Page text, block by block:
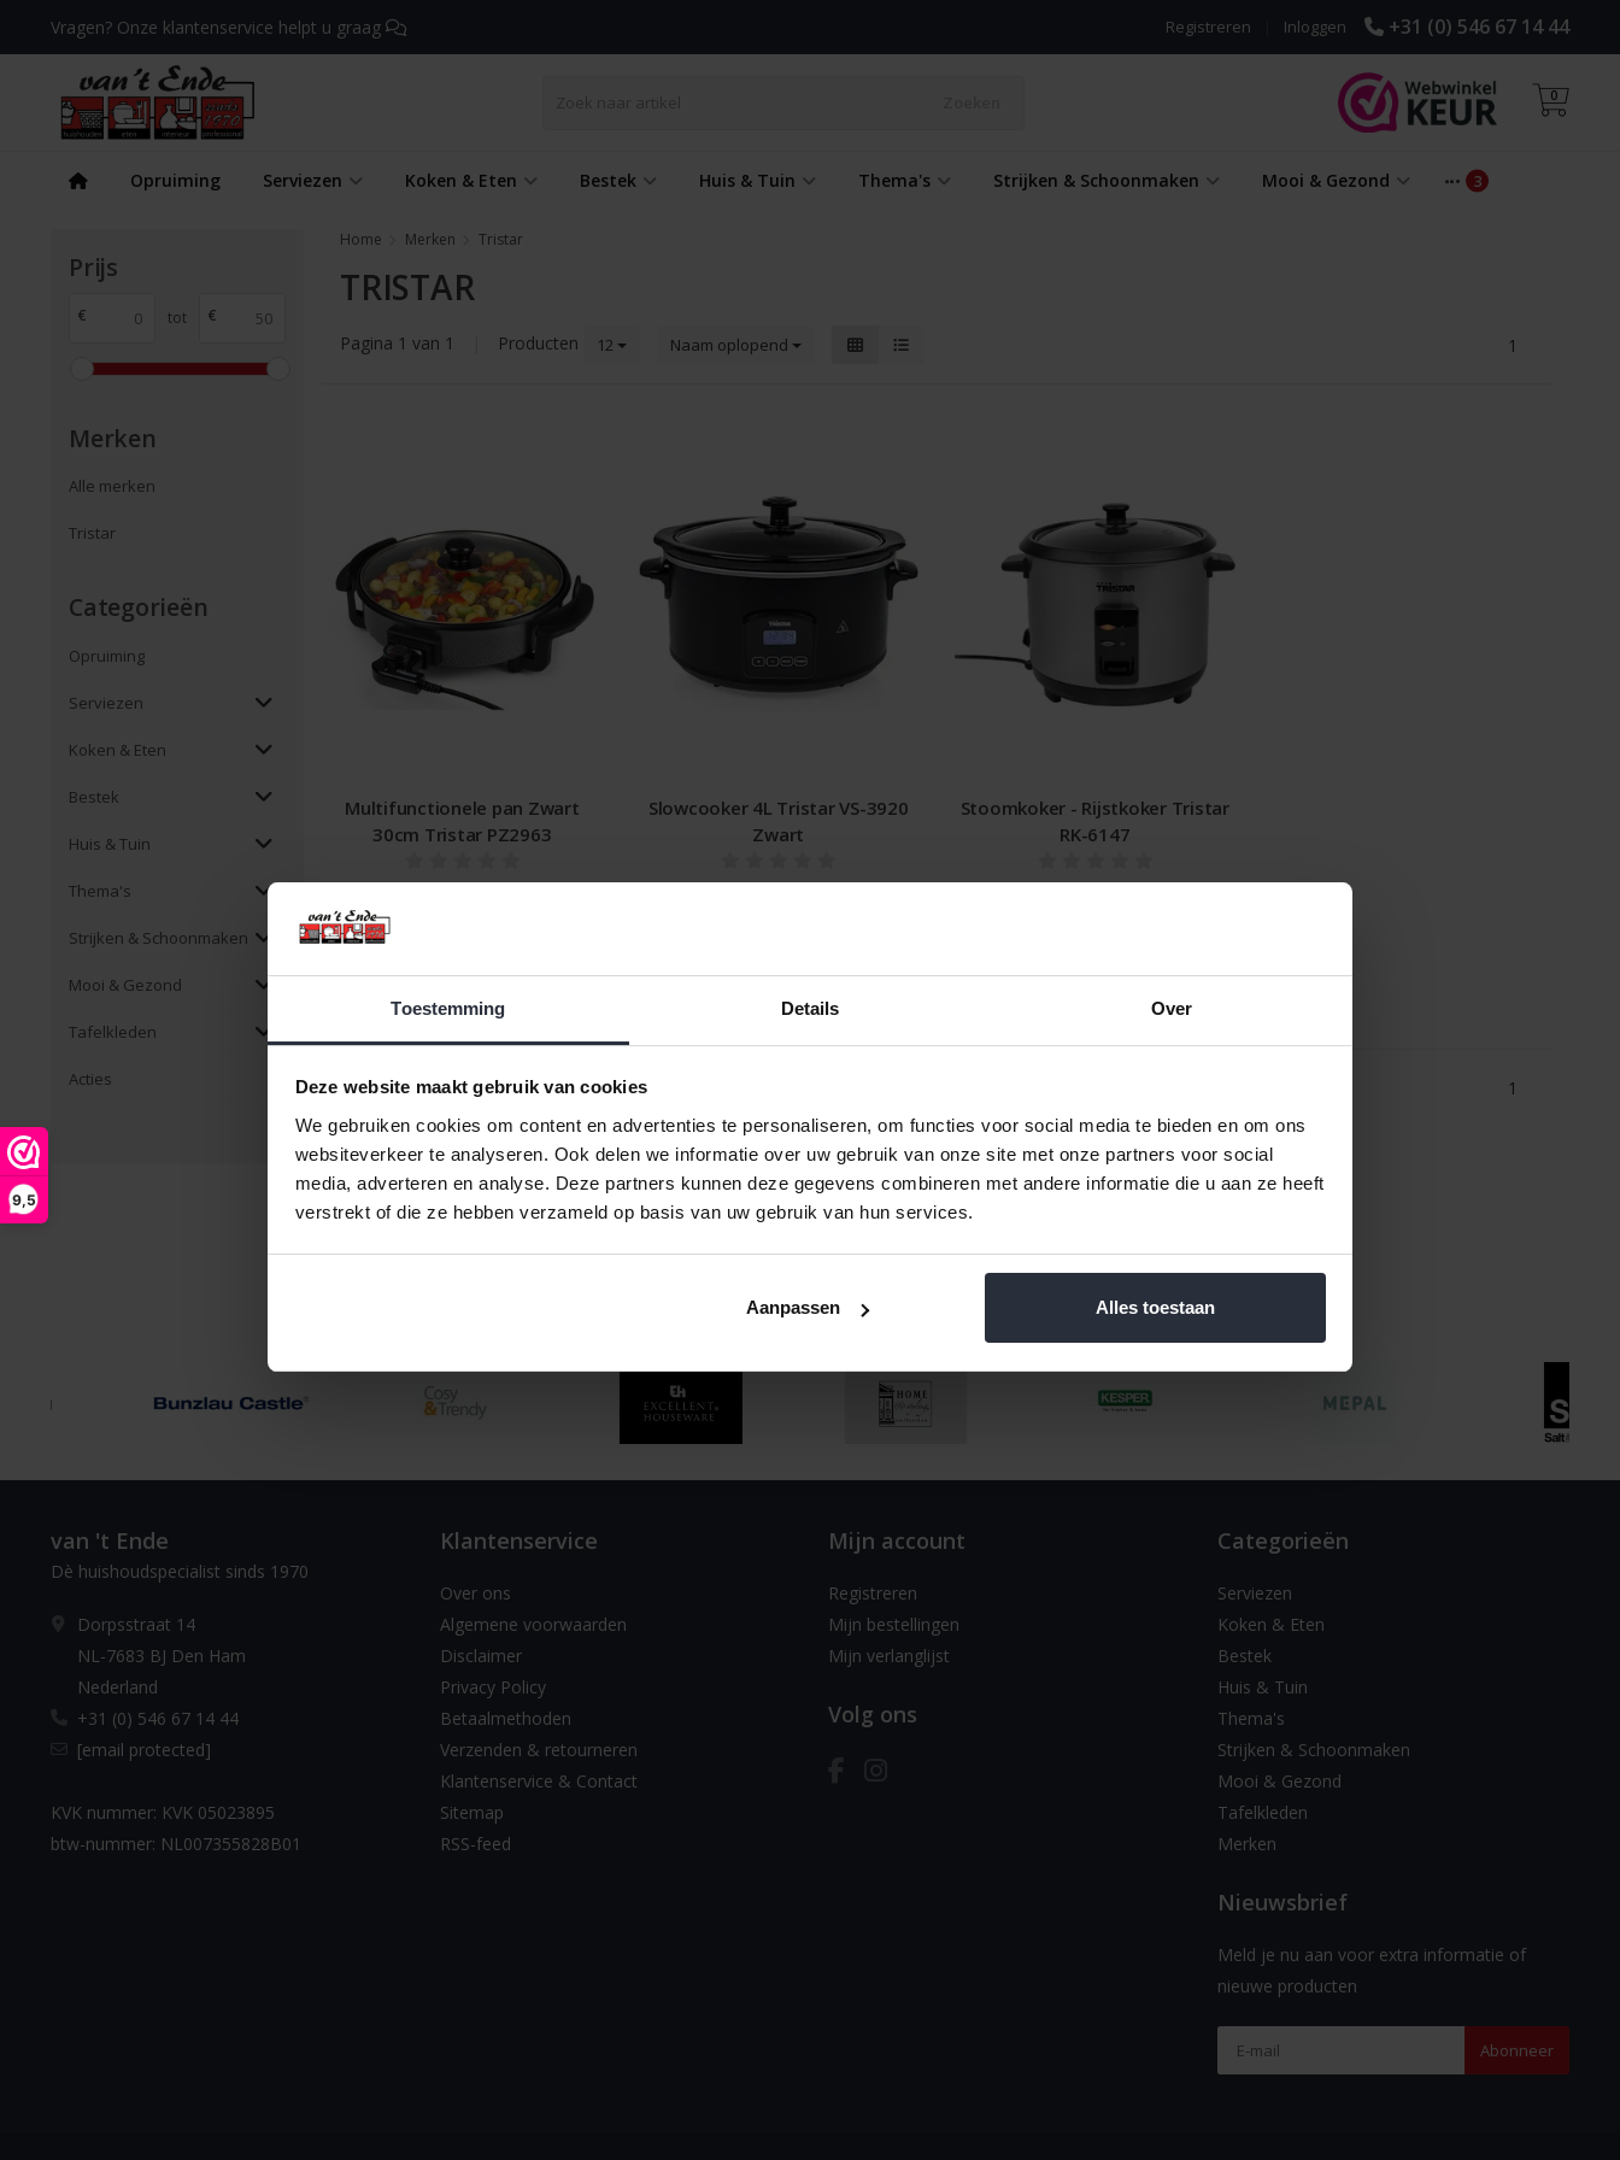
Toestemming Details Over
Deze website maakt gebruik van cookies
We gebruiken cookies om content en advertenties te personaliseren, om functies voor social media te bieden en om ons
websiteverkeer te analyseren. Ook delen we informatie over uw gebruik van onze site met onze partners voor social
media, adverteren en analyse. Deze partners kunnen deze gegevens combineren met andere informatie die u aan ze heeft
verstrekt of die ze hebben verzameld op basis van uw gebruik van hun services.
Aanpassen Alles toestaan
9,5
Vragen? Onze klantenservice helpt u graag +31 (0) 546 67 14 44
Inloggen
Registreren
0
Opruiming Serviezen Koken & Eten Bestek Huis & Tuin Thema's Strijken & Schoonmaken Mooi & Gezond
Prijs
€ tot €
Merken
Alle merken
Tristar
Categorieën
Opruiming
Serviezen
Koken & Eten
Bestek
Huis & Tuin
Thema's
Strijken & Schoonmaken
Mooi & Gezond
Tafelkleden
Acties
Home Merken Tristar
TRISTAR
Pagina 1 van 1 Producten 12 Naam oplopend 1
Multifunctionele pan Zwart
30cm Tristar PZ2963
Slowcooker 4L Tristar VS-3920
Zwart
Stoomkoker - Rijstkoker Tristar
RK-6147
Pagina 1 van 1 | Producten 12 1
van 't Ende
Dè huishoudspecialist sinds 1970
Dorpsstraat 14
NL-7683 BJ Den Ham
Nederland
+31 (0) 546 67 14 44
[email protected]
KVK nummer: KVK 05023895
btw-nummer: NL007355828B01
Klantenservice
Over ons
Algemene voorwaarden
Disclaimer
Privacy Policy
Betaalmethoden
Verzenden & retourneren
Klantenservice & Contact
Sitemap
RSS-feed
Mijn account
Registreren
Mijn bestellingen
Mijn verlanglijst
Volg ons
Categorieën
Serviezen
Koken & Eten
Bestek
Huis & Tuin
Thema's
Strijken & Schoonmaken
Mooi & Gezond
Tafelkleden
Merken
Nieuwsbrief
Meld je nu aan voor extra informatie of
nieuwe producten
Abonneer